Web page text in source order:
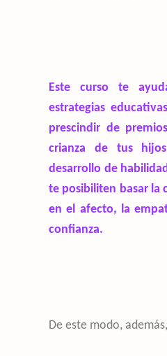
Este curso te
estrategias
prescindir de
crianza de tus
desarrollo de
te posibiliten basar la
en el afecto, la
confianza.
De este modo,